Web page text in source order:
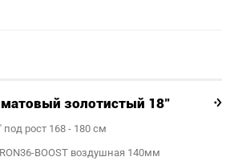
матовый золотистый 18"
рост 168 - 180 см
BOOST воздушная 140мм